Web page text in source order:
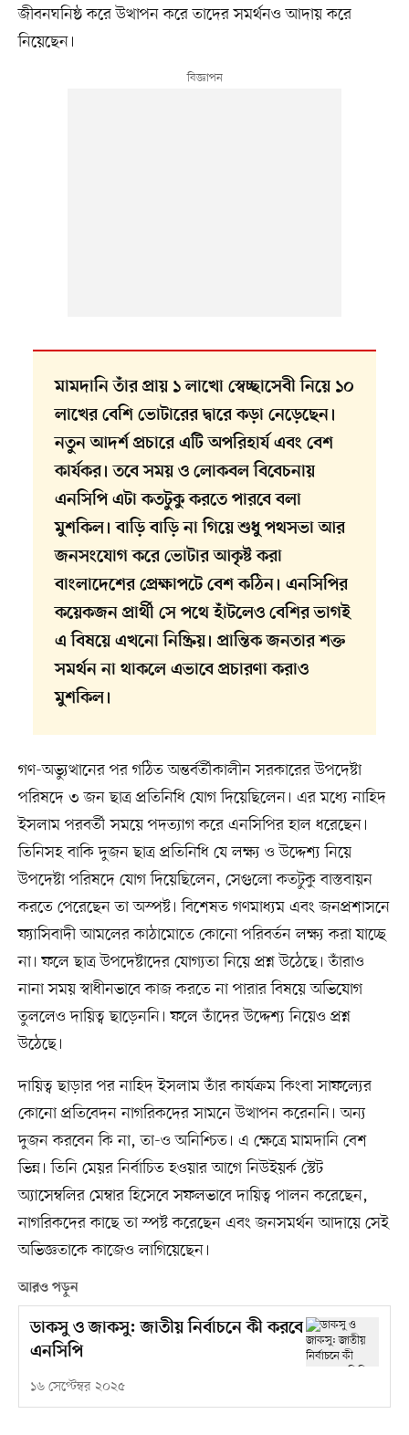
জীবনঘনিষ্ঠ করে উত্থাপন করে তাদের সমর্থনও আদায় করে
নিয়েছেন।
মামদানি তাঁর প্রায় ১ লাখো স্বেচ্ছাসেবী নিয়ে ১০
লাখের বেশি ভোটারের দ্বারে কড়া নেড়েছেন।
নতুন আদর্শ প্রচারে এটি অপরিহার্য এবং বেশ
কার্যকর। তবে সময় ও লোকবল বিবেচনায়
এনসিপি এটা কতটুকু করতে পারবে বলা
মুশকিল। বাড়ি বাড়ি না গিয়ে শুধু পথসভা আর
জনসংযোগ করে ভোটার আকৃষ্ট করা
বাংলাদেশের প্রেক্ষাপটে বেশ কঠিন। এনসিপির
কয়েকজন প্রার্থী সে পথে হাঁটলেও বেশির ভাগই
এ বিষয়ে এখনো নিষ্ক্রিয়। প্রান্তিক জনতার শক্ত
সমর্থন না থাকলে এভাবে প্রচারণা করাও
মুশকিল।
গণ-অভ্যুত্থানের পর গঠিত অন্তর্বর্তীকালীন সরকারের উপদেষ্টা
পরিষদে ৩ জন ছাত্র প্রতিনিধি যোগ দিয়েছিলেন। এর মধ্যে নাহিদ
ইসলাম পরবর্তী সময়ে পদত্যাগ করে এনসিপির হাল ধরেছেন।
তিনিসহ বাকি দুজন ছাত্র প্রতিনিধি যে লক্ষ্য ও উদ্দেশ্য নিয়ে
উপদেষ্টা পরিষদে যোগ দিয়েছিলেন, সেগুলো কতটুকু বাস্তবায়ন
করতে পেরেছেন তা অস্পষ্ট। বিশেষত গণমাধ্যম এবং জনপ্রশাসনে
ফ্যাসিবাদী আমলের কাঠামোতে কোনো পরিবর্তন লক্ষ্য করা যাচ্ছে
না। ফলে ছাত্র উপদেষ্টাদের যোগ্যতা নিয়ে প্রশ্ন উঠেছে। তাঁরাও
নানা সময় স্বাধীনভাবে কাজ করতে না পারার বিষয়ে অভিযোগ
তুললেও দায়িত্ব ছাড়েননি। ফলে তাঁদের উদ্দেশ্য নিয়েও প্রশ্ন
উঠেছে।
দায়িত্ব ছাড়ার পর নাহিদ ইসলাম তাঁর কার্যক্রম কিংবা সাফল্যের
কোনো প্রতিবেদন নাগরিকদের সামনে উত্থাপন করেননি। অন্য
দুজন করবেন কি না, তা-ও অনিশ্চিত। এ ক্ষেত্রে মামদানি বেশ
ভিন্ন। তিনি মেয়র নির্বাচিত হওয়ার আগে নিউইয়র্ক স্টেট
অ্যাসেম্বলির মেম্বার হিসেবে সফলভাবে দায়িত্ব পালন করেছেন,
নাগরিকদের কাছে তা স্পষ্ট করেছেন এবং জনসমর্থন আদায়ে সেই
অভিজ্ঞতাকে কাজেও লাগিয়েছেন।
আরও পড়ুন
ডাকসু ও জাকসু: জাতীয় নির্বাচনে কী করবে
এনসিপি
১৬ সেপ্টেম্বর ২০২৫